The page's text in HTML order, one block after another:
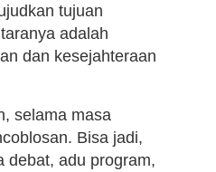
tujuan
adalah
dan kesejahteraan
selama masa
Bisa jadi,
debat, adu program,